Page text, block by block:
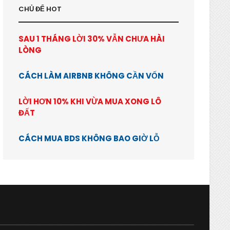
CHỦ ĐỂ HOT
SAU 1 THÁNG LỜI 30% VẪN CHƯA HÀI
LÒNG
CÁCH LÀM AIRBNB KHÔNG CẦN VỐN
LỜI HƠN 10% KHI VỪA MUA XONG LÔ
ĐẤT
CÁCH MUA BDS KHÔNG BAO GIỜ LỖ